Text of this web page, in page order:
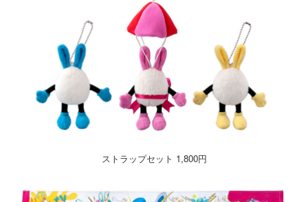
ストラップセット 1,800円